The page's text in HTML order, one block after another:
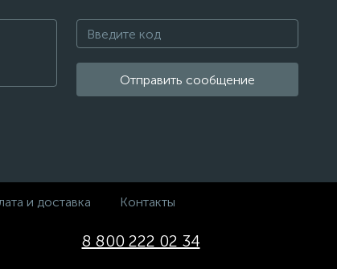
Отправить сообщение
и доставка Контакты
8 800 222 02 34